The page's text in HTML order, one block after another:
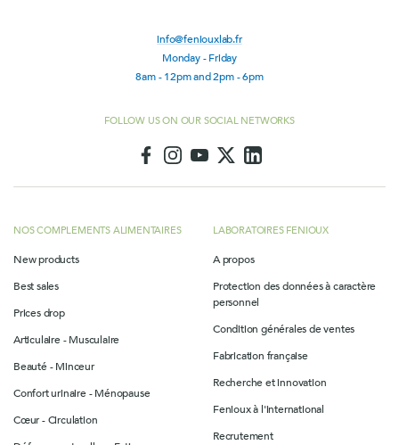
info@feniouxlab.fr
Monday - Friday
8am - 12pm and 2pm - 6pm
FOLLOW US ON OUR SOCIAL NETWORKS
NOS COMPLEMENTS ALIMENTAIRES
New products
Best sales
Prices drop
Articulaire - Musculaire
Beauté - Minceur
Confort urinaire - Ménopause
Cœur - Circulation
LABORATOIRES FENIOUX
A propos
Protection des données à caractère
personnel
Condition générales de ventes
Fabrication française
Recherche et innovation
Fenioux à l'international
Recrutement